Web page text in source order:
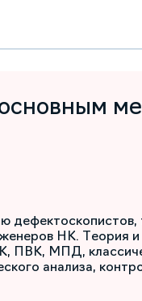
дефектоскопистов,
НК. Теория и
ПВК, МПД,
анализа,